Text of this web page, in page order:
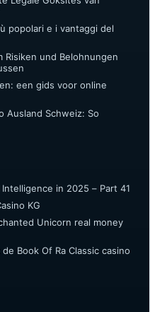
popolari e i vantaggi del
Risiken und Belohnungen
een gids voor online
Ausland Schweiz: So
in 2025 – Part 41
KG
Unicorn real money
Book Of Ra Classic casino